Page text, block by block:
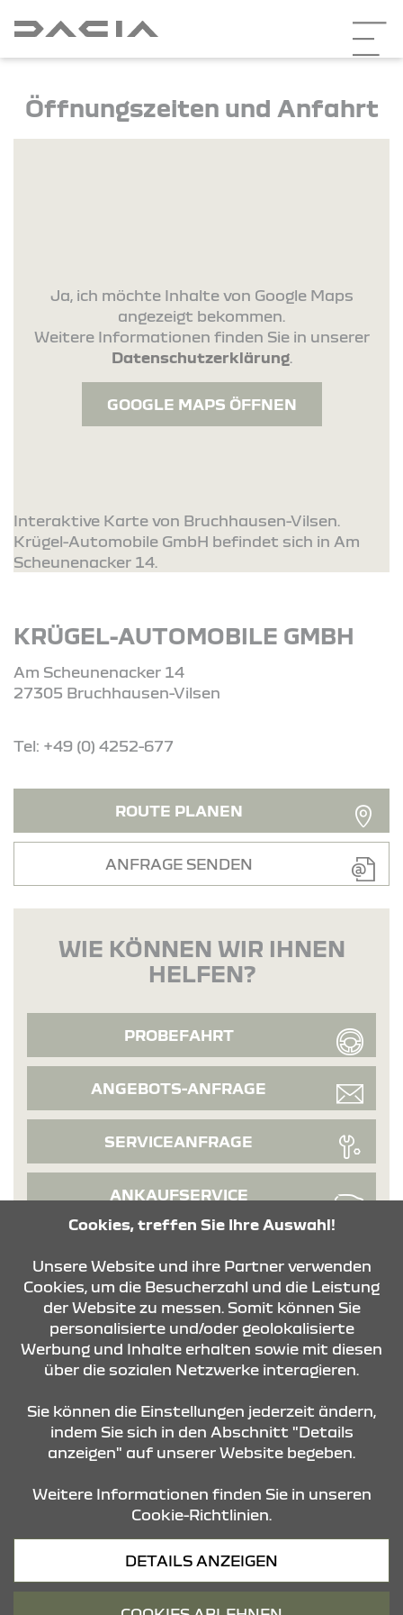
Öffnungszeiten und Anfahrt
Ja, ich möchte Inhalte von Google Maps
angezeigt bekommen.
Weitere Informationen finden Sie in unserer
Datenschutzerklärung.
GOOGLE MAPS ÖFFNEN
Interaktive Karte von Bruchhausen-Vilsen.
Krügel-Automobile GmbH befindet sich in Am
Scheunenacker 14.
KRÜGEL-AUTOMOBILE GMBH
Am Scheunenacker 14
27305 Bruchhausen-Vilsen
Tel: +49 (0) 4252-677
ROUTE PLANEN
ANFRAGE SENDEN
WIE KÖNNEN WIR IHNEN
HELFEN?
PROBEFAHRT
ANGEBOTS-ANFRAGE
SERVICEANFRAGE
ANKAUFSERVICE
KONTAKT & ANFAHRT
Datenschutz
Cookies, treffen Sie Ihre Auswahl!
Unsere Website und ihre Partner verwenden
Cookies, um die Besucherzahl und die Leistung
der Website zu messen. Somit können Sie
personalisierte und/oder geolokalisierte
Werbung und Inhalte erhalten sowie mit diesen
über die sozialen Netzwerke interagieren.
Sie können die Einstellungen jederzeit ändern,
indem Sie sich in den Abschnitt "Details
anzeigen" auf unserer Website begeben.
Weitere Informationen finden Sie in unseren
Cookie-Richtlinien.
DETAILS ANZEIGEN